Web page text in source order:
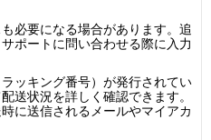
必要になる場合があります。追
ポートに問い合わせる際に入力
ッキング番号）が発行されてい
送状況を詳しく確認できます。
に送信されるメールやマイアカ